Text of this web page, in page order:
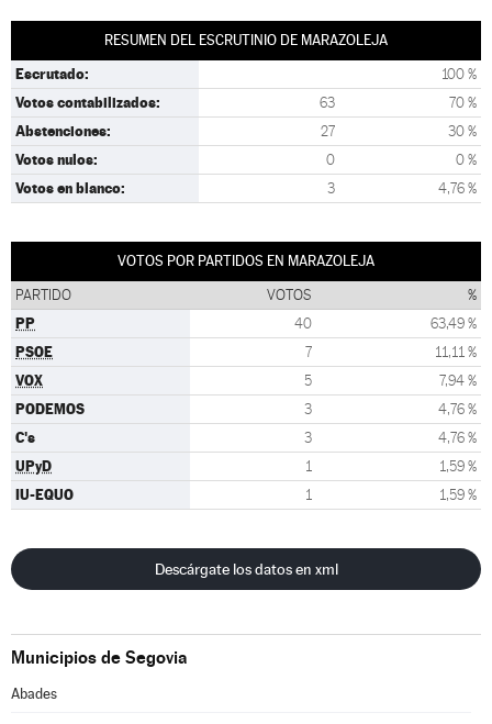
RESUMEN DEL ESCRUTINIO DE MARAZOLEJA
Escrutado: 100 %
Votos contabilizados: 63 70 %
Abstenciones: 27 30 %
Votos nulos: 0 0 %
Votos en blanco: 3 4,76 %
VOTOS POR PARTIDOS EN MARAZOLEJA
PARTIDO VOTOS %
PP 40 63,49 %
PSOE 7 11,11 %
VOX 5 7,94 %
PODEMOS 3 4,76 %
C's 3 4,76 %
UPyD 1 1,59 %
IU-EQUO 1 1,59 %
Descárgate los datos en xml
Municipios de Segovia
Abades